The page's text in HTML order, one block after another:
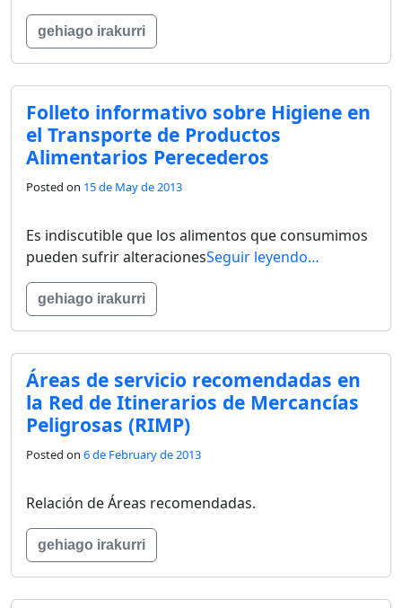
gehiago irakurri
Folleto informativo sobre Higiene en
el Transporte de Productos
Alimentarios Perecederos
Posted on 15 de May de 2013
Es indiscutible que los alimentos que consumimos
pueden sufrir alteracionesSeguir leyendo…
gehiago irakurri
Áreas de servicio recomendadas en
la Red de Itinerarios de Mercancías
Peligrosas (RIMP)
Posted on 6 de February de 2013
Relación de Áreas recomendadas.
gehiago irakurri